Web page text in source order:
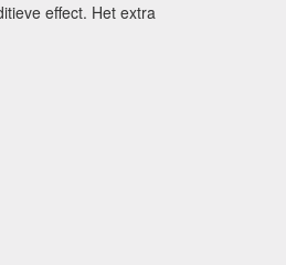
effect. Het extra